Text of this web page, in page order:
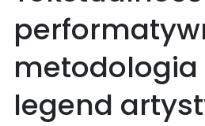
legend